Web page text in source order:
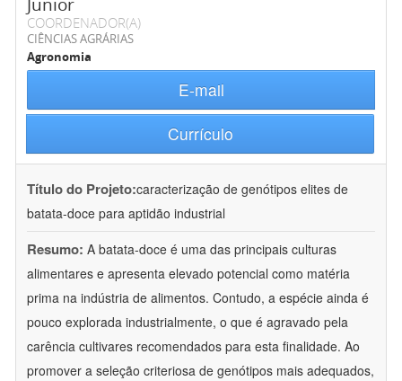
COORDENADOR(A)
CIÊNCIAS AGRÁRIAS
Agronomia
E-mail
Currículo
Título do Projeto:caracterização de genótipos elites de
batata-doce para aptidão industrial
Resumo: A batata-doce é uma das principais culturas
alimentares e apresenta elevado potencial como matéria
prima na indústria de alimentos. Contudo, a espécie ainda é
pouco explorada industrialmente, o que é agravado pela
carência cultivares recomendados para esta finalidade. Ao
promover a seleção criteriosa de genótipos mais adequados,